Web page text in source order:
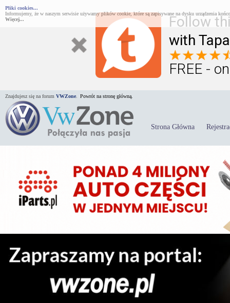
Follow
with
FREE -
Pliki cookies...
Informujemy, że w naszym serwisie używamy plików cookie, które są zapisywane na dysku urządzenia
Więcej...
Znajdujesz się na forum VWZone Powrót na stronę główną.
Strona Główna